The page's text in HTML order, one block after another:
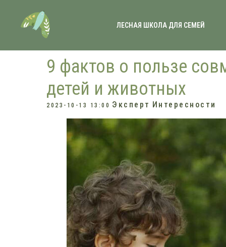
ЛЕСНАЯ ШКОЛА ДЛЯ СЕМЕЙ
9 фактов о пользе
детей и животных
2023-10-13 13:00 Эксперт Интересности